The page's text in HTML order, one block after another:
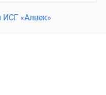
ИСГ «Алвек»